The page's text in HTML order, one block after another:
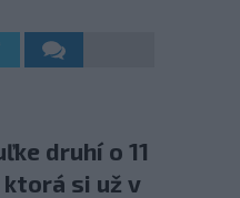
druhí o 11
ktorá si už v